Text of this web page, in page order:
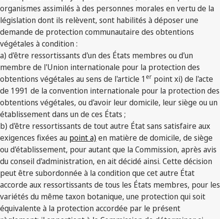
organismes assimilés à des personnes morales en vertu de la
législation dont ils relèvent, sont habilités à déposer une
demande de protection communautaire des obtentions
végétales à condition :
a) d'être ressortissants d'un des États membres ou d'un
membre de l'Union internationale pour la protection des
obtentions végétales au sens de l'article 1 er point xi) de l'acte
de 1991 de la convention internationale pour la protection des
obtentions végétales, ou d'avoir leur domicile, leur siège ou un
établissement dans un de ces États ;
b) d'être ressortissants de tout autre État sans satisfaire aux
exigences fixées au point a) en matière de domicile, de siège
ou d'établissement, pour autant que la Commission, après avis
du conseil d'administration, en ait décidé ainsi. Cette décision
peut être subordonnée à la condition que cet autre État
accorde aux ressortissants de tous les États membres, pour les
variétés du même taxon botanique, une protection qui soit
équivalente à la protection accordée par le présent